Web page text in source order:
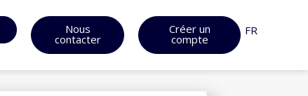
Nous
contacter
Créer un
compte
FR